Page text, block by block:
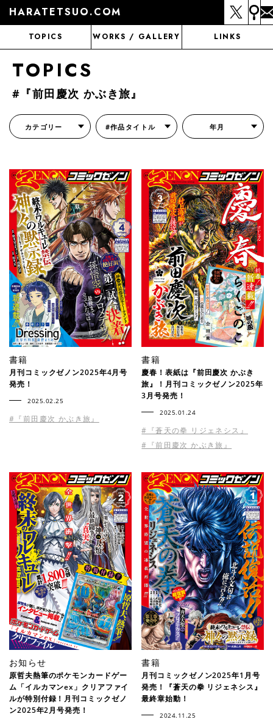
HARATETSUO.COM
TOPICS WORKS / GALLERY LINKS
TOPICS
#『前田慶次 かぶき旅』
カテゴリー #作品タイトル 年月
書籍
月刊コミックゼノン2025年4月号
発売！
2025.02.25
#『前田慶次 かぶき旅』
書籍
慶春！表紙は『前田慶次 かぶき
旅』！月刊コミックゼノン2025年
3月号発売！
2025.01.24
#『蒼天の拳 リジェネシス』
#『前田慶次 かぶき旅』
お知らせ
原哲夫熱筆のポケモンカードゲー
ム「イルカマンex」クリアファイ
ルが特別付録！月刊コミックゼノ
ン2025年2月号発売！
書籍
月刊コミックゼノン2025年1月号
発売！『蒼天の拳 リジェネシス』
最終章始動！
2024.11.25